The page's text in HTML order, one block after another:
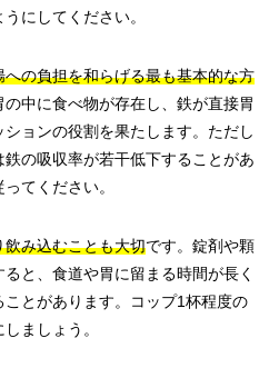
うにしてください。
の負担を和らげる最も基本的な方
中に食べ物が存在し、鉄が直接胃
ョンの役割を果たします。ただし
の吸収率が若干低下することがあ
てください。
み込むことも大切です。錠剤や顆
と、食道や胃に留まる時間が長く
とがあります。コップ1杯程度の
ましょう。